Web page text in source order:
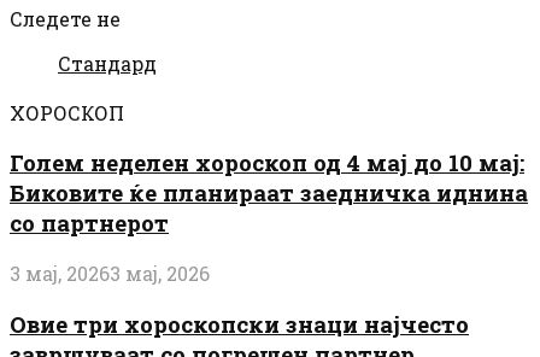
Следете не
Стандард
ХОРОСКОП
Голем неделен хороскоп од 4 мај до 10 мај:
Биковите ќе планираат заедничка иднина
со партнерот
3 мај, 20263 мај, 2026
Овие три хороскопски знаци најчесто